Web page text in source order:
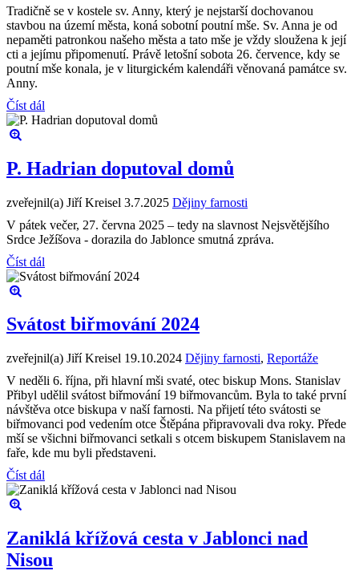
Tradičně se v kostele sv. Anny, který je nejstarší dochovanou
stavbou na území města, koná sobotní poutní mše. Sv. Anna je od
nepaměti patronkou našeho města a tato mše je vždy sloužena k její
cti a jejímu připomenutí. Právě letošní sobota 26. července, kdy se
poutní mše konala, je v liturgickém kalendáři věnovaná památce sv.
Anny.
Číst dál
P. Hadrian doputoval domů
zveřejnil(a) Jiří Kreisel 3.7.2025 Dějiny farnosti
V pátek večer, 27. června 2025 – tedy na slavnost Nejsvětějšího
Srdce Ježíšova - dorazila do Jablonce smutná zpráva.
Číst dál
Svátost biřmování 2024
zveřejnil(a) Jiří Kreisel 19.10.2024 Dějiny farnosti, Reportáže
V neděli 6. října, při hlavní mši svaté, otec biskup Mons. Stanislav
Přibyl udělil svátost biřmování 19 biřmovancům. Byla to také první
návštěva otce biskupa v naší farnosti. Na přijetí této svátosti se
biřmovanci pod vedením otce Štěpána připravovali dva roky. Přede
mší se všichni biřmovanci setkali s otcem biskupem Stanislavem na
faře, kde mu byli představeni.
Číst dál
Zaniklá křížová cesta v Jablonci nad
Nisou